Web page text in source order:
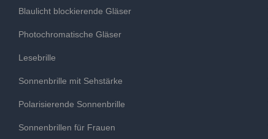
Blaulicht blockierende Gläser
Photochromatische Gläser
Lesebrille
Sonnenbrille mit Sehstärke
Polarisierende Sonnenbrille
Sonnenbrillen für Frauen